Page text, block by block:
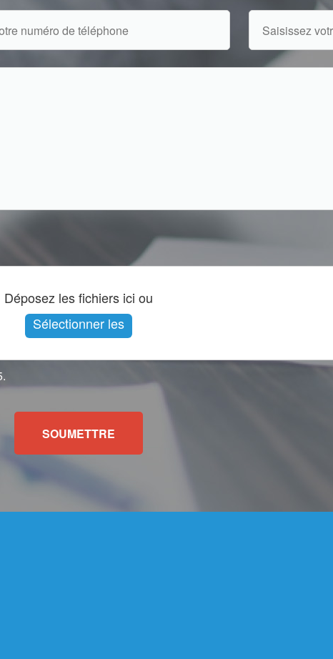
Déposez les fichiers ici ou
Sélectionner les
fichiers
SOUMETTRE